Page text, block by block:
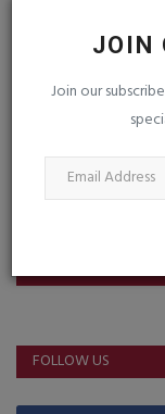
JOIN
Join our
Post Comment
FOLLOW US